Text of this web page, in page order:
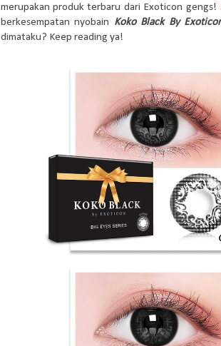
merupakan produk terbaru dari Exoticon gengs!
berkesempatan nyobain Koko Black By
dimataku? Keep reading ya!